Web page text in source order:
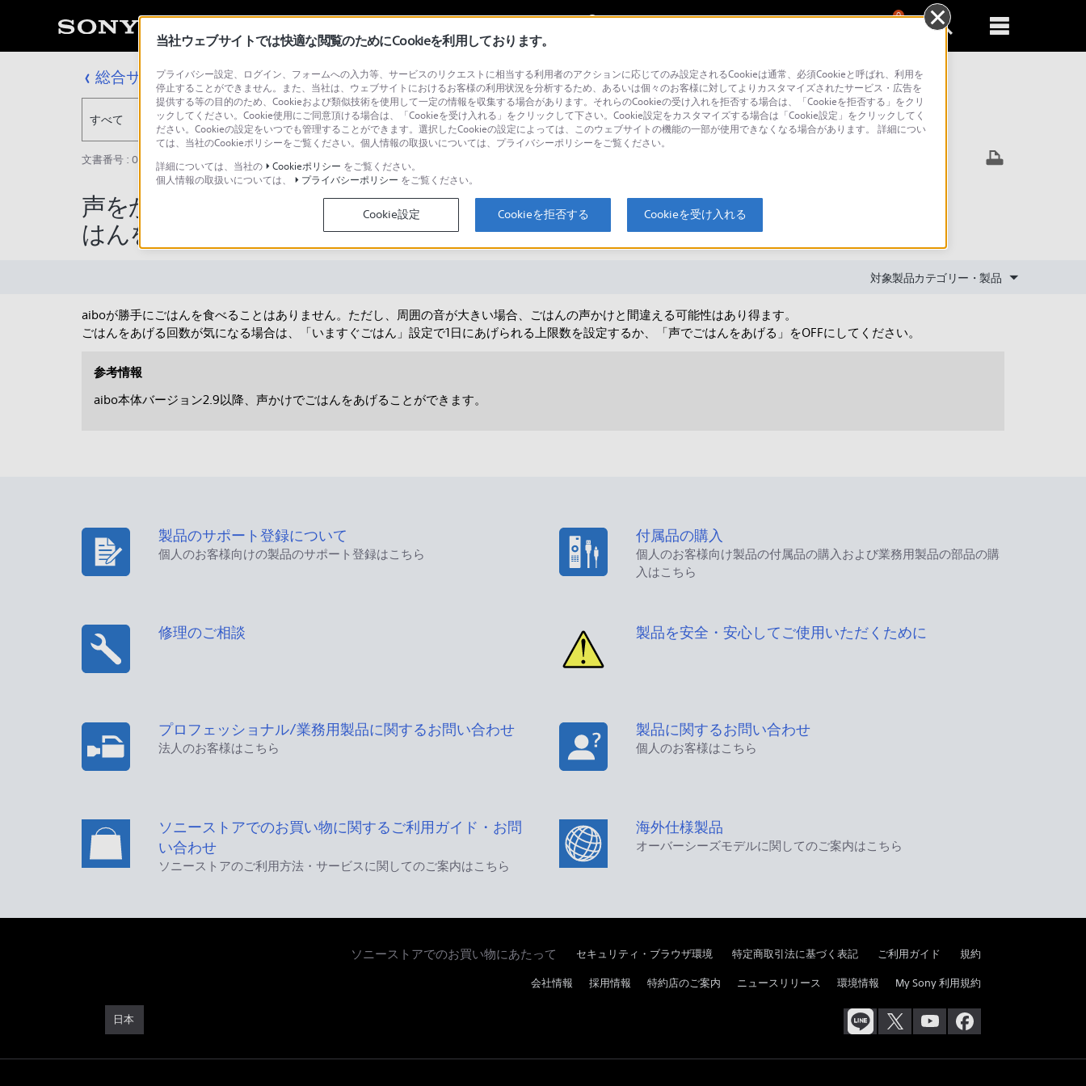
0
総合サポート・お問い合わせ
すべて 検索
文書番号 : 00252318 / 最終更新日 : 2026/01/20
声をかけたり、My aiboで「あげる」をタップしなくても、勝手にご
はんを食べることはありますか？
対象製品カテゴリー・製品
aiboが勝手にごはんを食べることはありません。ただし、周囲の音が大きい場合、ごはんの声かけと間違える可能性はあり得ます。
ごはんをあげる回数が気になる場合は、「いますぐごはん」設定で1日にあげられる上限数を設定するか、「声でごはんをあげる」をOFFにしてください。
参考情報
aibo本体バージョン2.9以降、声かけでごはんをあげることができます。
製品のサポート登録について
個人のお客様向けの製品のサポート登録はこちら
付属品の購入
個人のお客様向け製品の付属品の購入および業務用製品の部品の購
入はこちら
修理のご相談 製品を安全・安心してご使用いただくために
プロフェッショナル/業務用製品に関するお問い合わせ
法人のお客様はこちら
製品に関するお問い合わせ
個人のお客様はこちら
ソニーストアでのお買い物に関するご利用ガイド・お問
い合わせ
ソニーストアのご利用方法・サービスに関してのご案内はこちら
海外仕様製品
オーバーシーズモデルに関してのご案内はこちら
ソニーストアでのお買い物にあたって セキュリティ・ブラウザ環境 特定商取引法に基づく表記 ご利用ガイド 規約
日本
会社情報 採用情報 特約店のご案内 ニュースリリース 環境情報 My Sony 利用規約
当社ウェブサイトでは快適な閲覧のためにCookieを利用しております。
プライバシー設定、ログイン、フォームへの入力等、サービスのリクエストに相当する利用者のアクションに応じてのみ設定されるCookieは通常、必須Cookieと呼ばれ、利用を
停止することができません。また、当社は、ウェブサイトにおけるお客様の利用状況を分析するため、あるいは個々のお客様に対してよりカスタマイズされたサービス・広告を
提供する等の目的のため、Cookieおよび類似技術を使用して一定の情報を収集する場合があります。それらのCookieの受け入れを拒否する場合は、「Cookieを拒否する」をクリ
ックしてください。Cookie使用にご同意頂ける場合は、「Cookieを受け入れる」をクリックして下さい。Cookie設定をカスタマイズする場合は「Cookie設定」をクリックしてく
ださい。Cookieの設定をいつでも管理することができます。選択したCookieの設定によっては、このウェブサイトの機能の一部が使用できなくなる場合があります。 詳細につい
ては、当社のCookieポリシーをご覧ください。個人情報の取扱いについては、プライバシーポリシーをご覧ください。
詳細については、当社の
Cookieポリシー をご覧ください。
個人情報の取扱いについては、
プライバシーポリシー をご覧ください。
Cookie設定 Cookieを拒否する Cookieを受け入れる